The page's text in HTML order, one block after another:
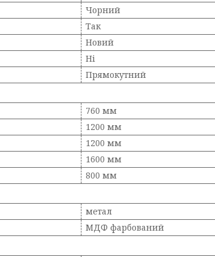
Чорний
Так
Новий
Ні
Прямокутний
760 мм
1200 мм
1200 мм
1600 мм
800 мм
метал
МДФ фарбований